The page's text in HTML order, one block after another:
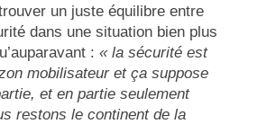
un juste équilibre entre
dans une situation bien plus
:« la sécurité est
mobilisateur et ça suppose
et en partie seulement
restons le continent de la